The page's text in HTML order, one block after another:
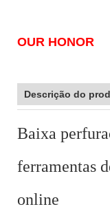
OUR HONOR
Descrição do
Baixa
ferramentas
online